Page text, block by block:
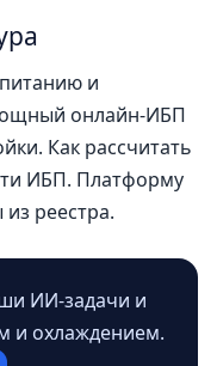
и
онлайн-ИБП
Как рассчитать
ИБП. Платформу
реестра.
ИИ-задачи и
и охлаждением.